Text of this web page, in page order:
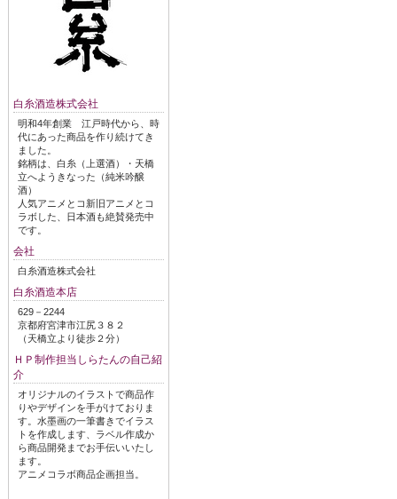
白糸酒造株式会社
明和4年創業 江戸時代から、時
代にあった商品を作り続けてき
ました。
銘柄は、白糸（上選酒）・天橋
立へようきなった（純米吟醸
酒）
人気アニメとコ新旧アニメとコ
ラボした、日本酒も絶賛発売中
です。
会社
白糸酒造株式会社
白糸酒造本店
629－2244
京都府宮津市江尻３８２
（天橋立より徒歩２分）
ＨＰ制作担当しらたんの自己紹
介
オリジナルのイラストで商品作
りやデザインを手がけておりま
す。水墨画の一筆書きでイラス
トを作成します、ラベル作成か
ら商品開発までお手伝いいたし
ます。
アニメコラボ商品企画担当。